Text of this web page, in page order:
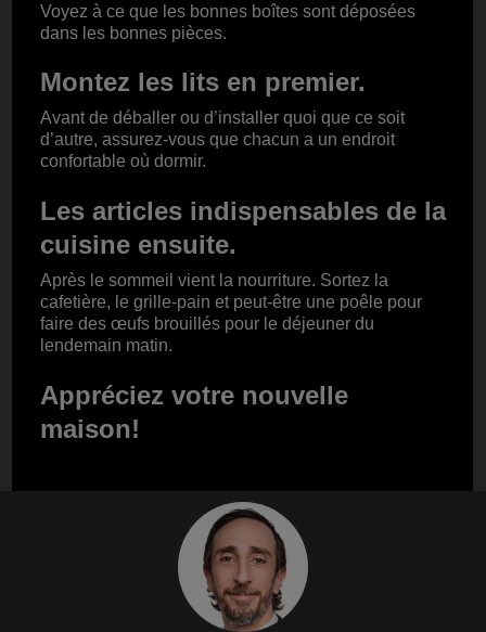
Voyez à ce que les bonnes boîtes sont déposées
dans les bonnes pièces.
Montez les lits en premier.
Avant de déballer ou d’installer quoi que ce soit
d’autre, assurez-vous que chacun a un endroit
confortable où dormir.
Les articles indispensables de la
cuisine ensuite.
Après le sommeil vient la nourriture. Sortez la
cafetière, le grille-pain et peut-être une poêle pour
faire des œufs brouillés pour le déjeuner du
lendemain matin.
Appréciez votre nouvelle
maison!